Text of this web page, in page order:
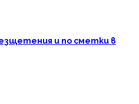
и по сметки в